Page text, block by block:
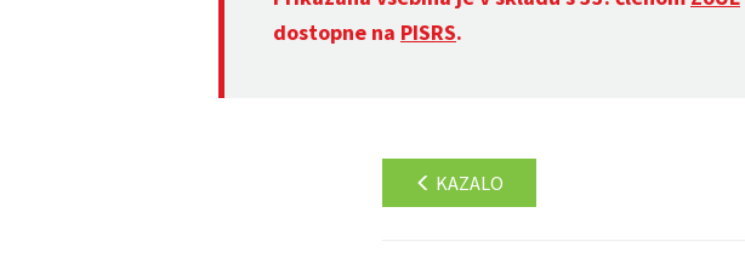
dostopne na PISRS.
KAZALO